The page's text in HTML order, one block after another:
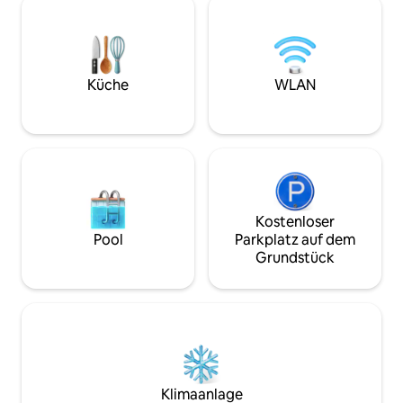
cafetera y termo eléctrico, tender
extensible para el secado de la ropa,
plancha y tabla de planchar. El
departamento ha sido reformado en
colchón nuevo de alta calidad así como
cualquier solicitud, consulta o
recomendaciones sobre la ciudad de
Buenos Aires o sobre el departamento.
Apartment located in a safe and lively
includes green spaces and an important
Steps from all means of public transport.
Walking distance to Malba Museum. Only
10' from the Jorge Newbery National
Haushälterin an 5
bietet Ihnen ein
Maß an Service
Küche WLAN
Pool
Kostenloser
Parkplatz auf dem
Grundstück
Klimaanlage